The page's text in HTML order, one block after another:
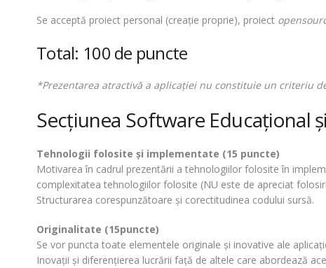
Se acceptă proiect personal (creaţie proprie), proiect
Total: 100 de puncte
*Prezentarea atractivă a aplicaţiei nu constituie un criteriu
Secţiunea Software Educaţional
Tehnologii folosite şi implementate (15 puncte)
Motivarea în cadrul prezentării a tehnologiilor folosite în
complexitatea tehnologiilor folosite (NU este de apreciat
Structurarea corespunzătoare şi corectitudinea codului sursă.
Originalitate (15puncte)
Se vor puncta toate elementele originale şi inovative ale
Inovaţii şi diferenţierea lucrării faţă de altele care abordează